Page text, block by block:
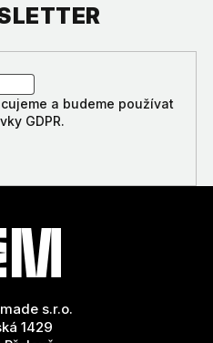
a budeme používat
GDPR.
s.r.o.
1429